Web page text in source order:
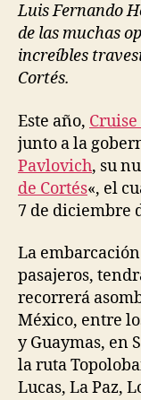
Luis Fernando
de las muchas
increíbles
Cortés.
Este año,
junto a la
Pavlovich, su
de Cortés«, el
7 de diciembre
La
pasajeros,
recorrerá
México, entre
y Guaymas, en
la ruta
Lucas, La Paz,